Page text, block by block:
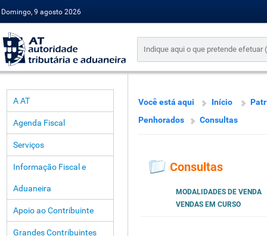
Domingo, 9 agosto 2026
A AT
Agenda Fiscal
Serviços
Informação Fiscal e
Aduaneira
Apoio ao Contribuinte
Grandes Contribuintes
Você está aqui Início
Penhorados
Consultas
Consultas
MODALIDADES DE VENDA
VENDAS EM CURSO